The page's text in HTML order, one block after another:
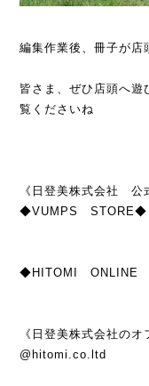
編集作業後、冊子が店
皆さま、ぜひ店頭へ遊
覧くださいね
《日登美株式会社 公
◆VUMPS STORE◆
◆HITOMI ONLINE
《日登美株式会社の
@hitomi.co.ltd